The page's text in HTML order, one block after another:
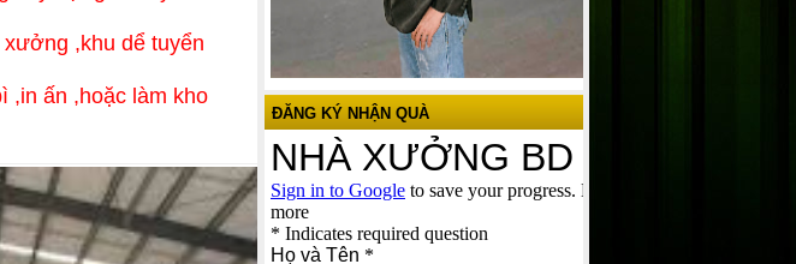
ĐĂNG KÝ NHẬN QUÀ
,khu dể tuyển
,in ấn ,hoặc làm kho